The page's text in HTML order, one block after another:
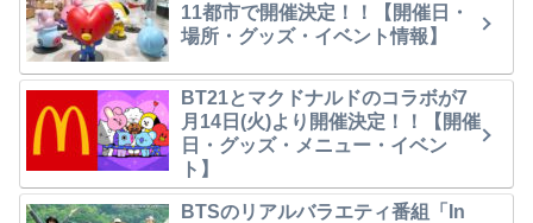
11都市で開催決定！！【開催日・
場所・グッズ・イベント情報】
BT21とマクドナルドのコラボが7
月14日(火)より開催決定！！【開催
日・グッズ・メニュー・イベン
ト】
BTSのリアルバラエティ番組「In